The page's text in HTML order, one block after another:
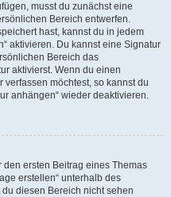
musst du zunächst eine
Bereich entwerfen.
hast, kannst du in jedem
aktivieren. Du kannst eine Signatur
Bereich das
aktivierst. Wenn du einen
möchtest, so kannst du
anhängen“ wieder deaktivieren.
ersten Beitrag eines Themas
erstellen“ unterhalb des
diesen Bereich nicht sehen